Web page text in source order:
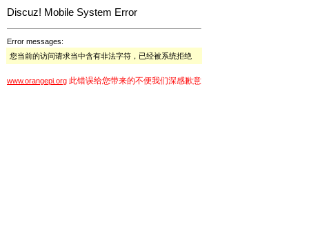
Discuz! Mobile System Error
Error messages:
您当前的访问请求当中含有非法字符，已经被系统拒绝
www.orangepi.org 此错误给您带来的不便我们深感歉意